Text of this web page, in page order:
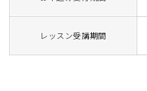
レッスン受講期間